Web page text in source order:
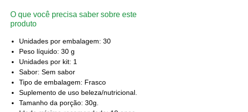
O que você precisa saber sobre este
produto
Unidades por embalagem: 30
Peso líquido: 30 g
Unidades por kit: 1
Sabor: Sem sabor
Tipo de embalagem: Frasco
Suplemento de uso beleza/nutricional.
Tamanho da porção: 30g.